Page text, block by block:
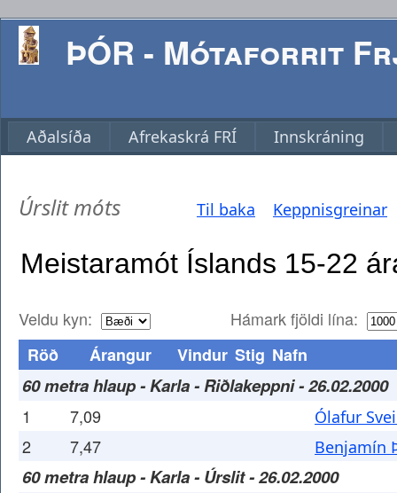
ÞÓR - Mótaforrit
Aðalsíða Afrekaskrá FRÍ Innskráning
Úrslit móts Til baka Keppnisgreinar
Veldu kyn:
Hámark fjöldi lína:
Röð
Árangur Vindur Stig Nafn
60 metra hlaup - Karla - Riðlakeppni - 26.02.2000
1 7,09 Ólafur
2 7,47 Benjamín
60 metra hlaup - Karla - Úrslit - 26.02.2000